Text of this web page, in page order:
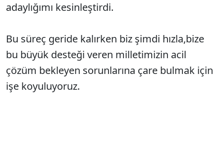
adaylığımı kesinleştirdi.
Bu süreç geride kalırken biz şimdi hızla,bize
bu büyük desteği veren milletimizin acil
çözüm bekleyen sorunlarına çare bulmak için
işe koyuluyoruz.